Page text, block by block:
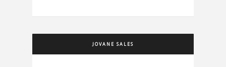
JOVANE SALES